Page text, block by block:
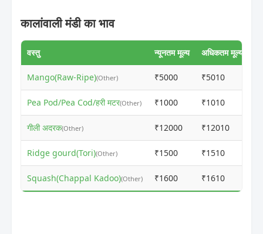
कालांवाली मंडी का भाव
वस्तु न्यूनतम मूल्य अधिकतम मूल्य
Mango(Raw-Ripe)(Other) ₹5000 ₹5010
Pea Pod/Pea Cod/हरी मटर(Other) ₹1000 ₹1010
गीली अदरक(Other) ₹12000 ₹12010
Ridge gourd(Tori)(Other) ₹1500 ₹1510
Squash(Chappal Kadoo)(Other) ₹1600 ₹1610